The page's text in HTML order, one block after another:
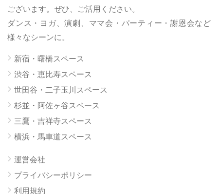
ございます。ぜひ、ご活用ください。
ダンス・ヨガ、演劇、ママ会・パーティー・謝恩会など
様々なシーンに。
新宿・曙橋スペース
渋谷・恵比寿スペース
世田谷・二子玉川スペース
杉並・阿佐ヶ谷スペース
三鷹・吉祥寺スペース
横浜・馬車道スペース
運営会社
プライバシーポリシー
利用規約